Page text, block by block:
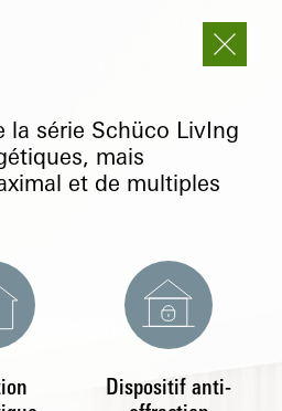
la série Schüco LivIng
mais
et de multiples
Dispositif anti-